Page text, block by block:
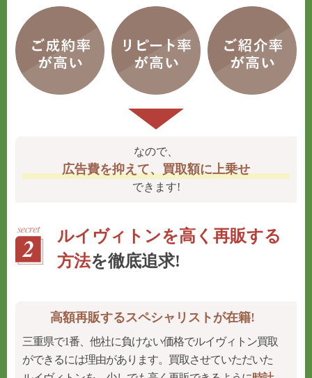
なので、
広告費を抑えて、買取額に上乗せ
できます!
ルイヴィトンを高く再販する
方法を徹底追求!
高額再販するスペシャリストが在籍!
三重県で1番、他社に負けない価格でルイヴィトン買取
ができるには理由があります。買取させていただいた